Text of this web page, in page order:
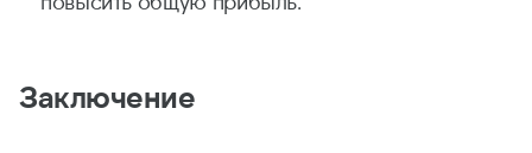
Заключение